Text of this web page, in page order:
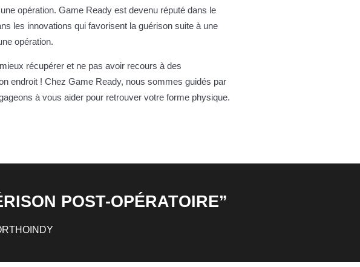
opération. Game Ready est devenu réputé dans le
les innovations qui favorisent la guérison suite à une
opération.
récupérer et ne pas avoir recours à des
endroit ! Chez Game Ready, nous sommes guidés par
à vous aider pour retrouver votre forme physique.
POST-OPÉRATOIRE”